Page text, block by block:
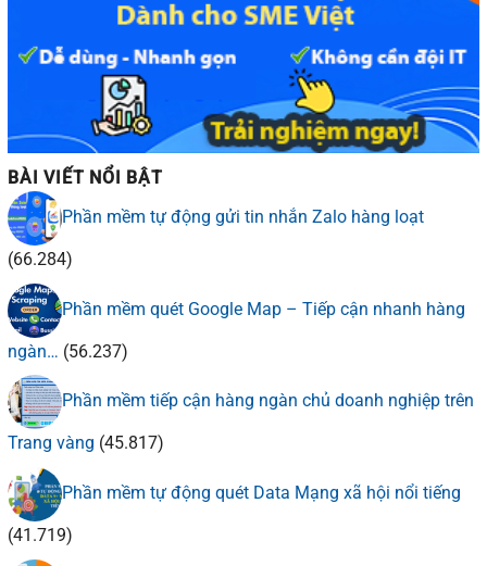
BÀI VIẾT NỔI BẬT
Phần mềm tự động gửi tin nhắn Zalo hàng loạt
(66.284)
Phần mềm quét Google Map – Tiếp cận nhanh hàng
ngàn… (56.237)
Phần mềm tiếp cận hàng ngàn chủ doanh nghiệp trên
Trang vàng (45.817)
Phần mềm tự động quét Data Mạng xã hội nổi tiếng
(41.719)